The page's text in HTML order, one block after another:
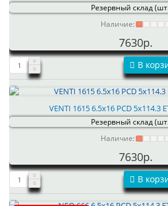
Резервный склад
Наличие:
7630р.
В
VENTI 1615 6.5x16 PCD 5x114.3
Резервный склад
Наличие:
7630р.
В